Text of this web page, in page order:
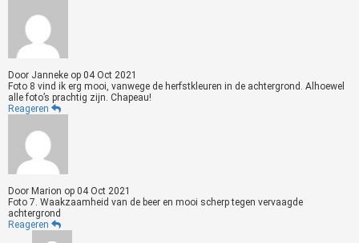
Door Janneke op 04 Oct 2021
Foto 8 vind ik erg mooi, vanwege de herfstkleuren in de achtergrond. Alhoewel
alle foto’s prachtig zijn. Chapeau!
Reageren
Door Marion op 04 Oct 2021
Foto 7. Waakzaamheid van de beer en mooi scherp tegen vervaagde
achtergrond
Reageren